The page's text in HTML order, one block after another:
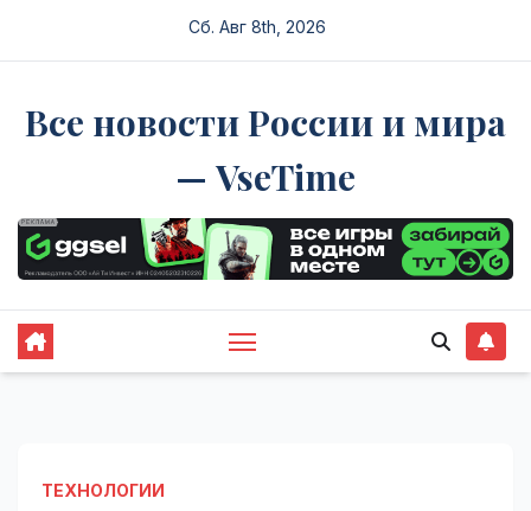
Сб. Авг 8th, 2026
Все новости России и мира
— VseTime
ТЕХНОЛОГИИ